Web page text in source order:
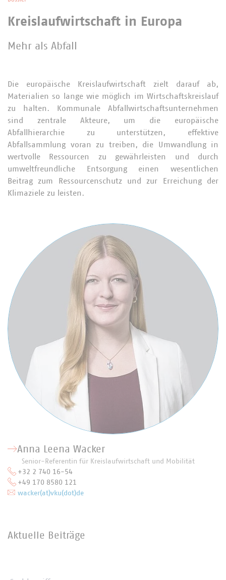
Kreislaufwirtschaft in Europa
Mehr als Abfall
Die europäische Kreislaufwirtschaft zielt darauf ab,
Materialien so lange wie möglich im Wirtschaftskreislauf
zu halten. Kommunale Abfallwirtschaftsunternehmen
sind zentrale Akteure, um die europäische
Abfallhierarchie zu unterstützen, effektive
Abfallsammlung voran zu treiben, die Umwandlung in
wertvolle Ressourcen zu gewährleisten und durch
umweltfreundliche Entsorgung einen wesentlichen
Beitrag zum Ressourcenschutz und zur Erreichung der
Klimaziele zu leisten.
Anna Leena Wacker
Senior-Referentin für Kreislaufwirtschaft und Mobilität
+32 2 740 16-54
+49 170 8580 121
wacker(at)vku(dot)de
Aktuelle Beiträge